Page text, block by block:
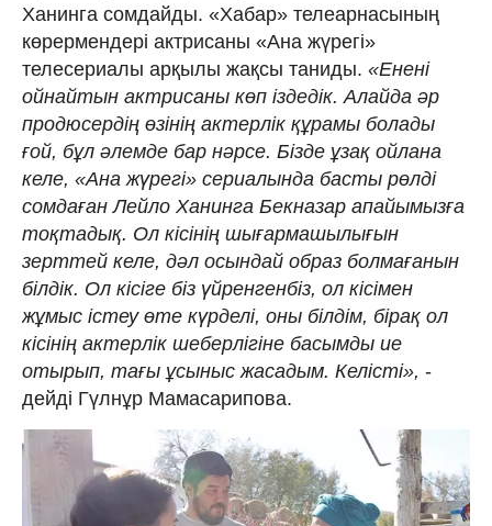
Ханинга сомдайды. «Хабар» телеарнасының
көрермендері актрисаны «Ана жүрегі»
телесериалы арқылы жақсы таниды. «Енені
ойнайтын актрисаны көп іздедік. Алайда әр
продюсердің өзінің актерлік құрамы болады
ғой, бұл әлемде бар нәрсе. Бізде ұзақ ойлана
келе, «Ана жүрегі» сериалында басты рөлді
сомдаған Лейло Ханинга Бекназар апайымызға
тоқтадық. Ол кісінің шығармашылығын
зерттей келе, дәл осындай образ болмағанын
білдік. Ол кісіге біз үйренгенбіз, ол кісімен
жұмыс істеу өте күрделі, оны білдім, бірақ ол
кісінің актерлік шеберлігіне басымды ие
отырып, тағы ұсыныс жасадым. Келісті», -
дейді Гүлнұр Мамасарипова.